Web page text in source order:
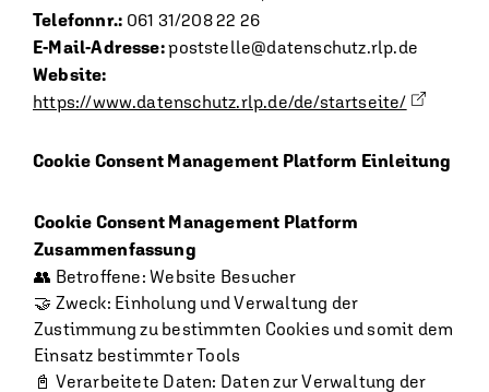
Telefonnr.: 061 31/208 22 26
E-Mail-Adresse:poststelle@datenschutz.rlp.de
Website:
https://www.datenschutz.rlp.de/de/startseite/
Cookie Consent Management Platform Einleitung
Cookie Consent Management Platform
Zusammenfassung
👥 Betroffene: Website Besucher
🤝 Zweck: Einholung und Verwaltung der
Zustimmung zu bestimmten Cookies und somit dem
Einsatz bestimmter Tools
📓 Verarbeitete Daten: Daten zur Verwaltung der